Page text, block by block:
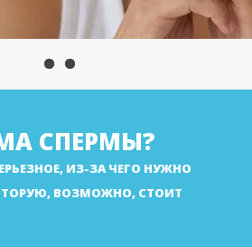
СПЕРМЫ?
ИЗ-ЗА ЧЕГО НУЖНО
ВОЗМОЖНО, СТОИТ